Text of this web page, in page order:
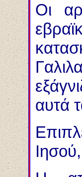
Οι
αυτά